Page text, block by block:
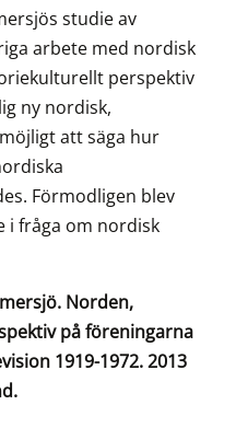
studie av
arbete med nordisk
perspektiv
ny nordisk,
att säga hur
Förmodligen blev
i fråga om nordisk
Norden,
på föreningarna
1919-1972. 2013